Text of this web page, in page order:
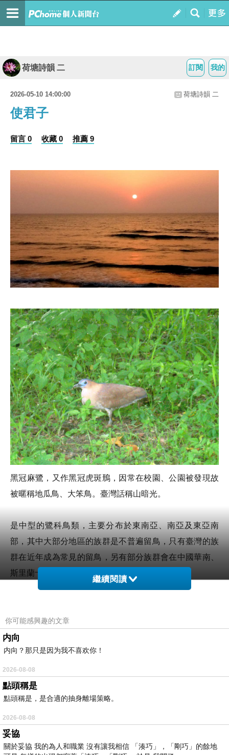
我的
訂閱
荷塘詩韻 二
2026-05-10 14:00:00 荷塘詩韻 二
使君子
留言 0 收藏 0 推薦 9
黑冠麻鷺，又作黑冠虎斑鳽，因常在校園、公園被發現故
被暱稱地瓜鳥、大笨鳥。臺灣話稱山暗光。
是中型的鷺科鳥類，主要分布於東南亞、南亞及東亞南
部，其中大部分地區的族群是不普遍留鳥，只有臺灣的族
群在近年成為常見的留鳥，另有部分族群會在中國華南、
斯里蘭卡與海洋東南亞之間遷徙。
使君子的花語是「保護與守護」。
繼續閱讀
你可能感興趣的文章
内向
内向？那只是因为我不喜欢你！
2026-08-08
點頭稱是
點頭稱是，是合適的抽身離場策略。
2026-08-08
妥協
關於妥協 我的為人和職業 沒有讓我相信 「湊巧」，「剛巧」的餘地